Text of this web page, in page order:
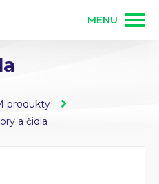
MENU
produkty
a čidla